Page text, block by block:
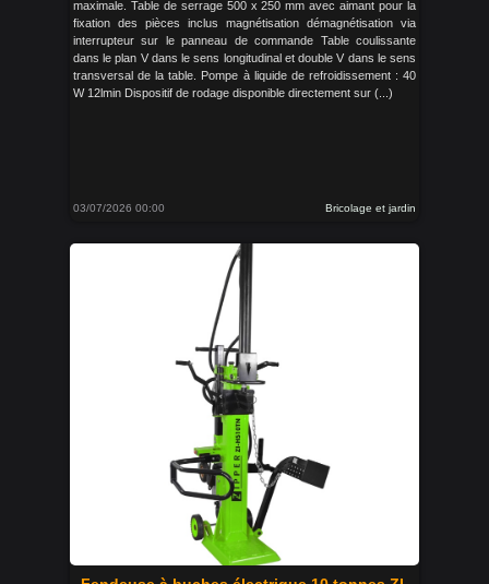
maximale. Table de serrage 500 x 250 mm avec aimant pour la
fixation des pièces inclus magnétisation démagnétisation via
interrupteur sur le panneau de commande Table coulissante
dans le plan V dans le sens longitudinal et double V dans le sens
transversal de la table. Pompe à liquide de refroidissement : 40
W 12lmin Dispositif de rodage disponible directement sur (...)
03/07/2026 00:00 Bricolage et jardin